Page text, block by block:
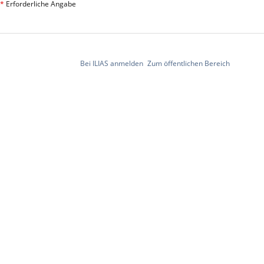
* Erforderliche Angabe
Bei ILIAS anmelden Zum öffentlichen Bereich